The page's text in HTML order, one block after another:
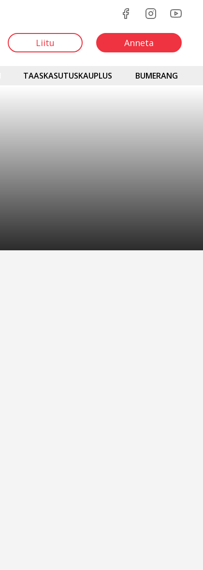
Liitu Anneta
TAASKASUTUSKAUPLUS BUMERANG